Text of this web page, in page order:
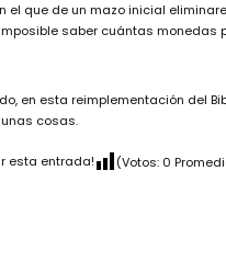
que de un mazo inicial
saber cuántas monedas
en esta reimplementación del
cosas.
esta entrada! (Votos: 0